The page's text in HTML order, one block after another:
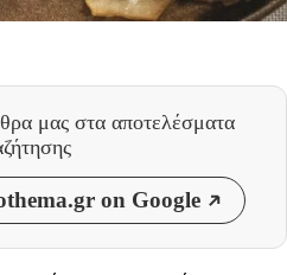
μας στα αποτελέσματα
on Google